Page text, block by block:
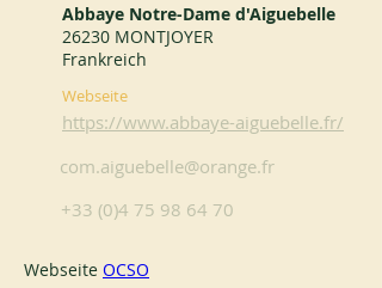
Abbaye Notre-Dame d'Aiguebelle
26230 MONTJOYER
Frankreich
Webseite
https://www.abbaye-aiguebelle.fr/
com.aiguebelle@orange.fr
+33 (0)4 75 98 64 70
Webseite OCSO